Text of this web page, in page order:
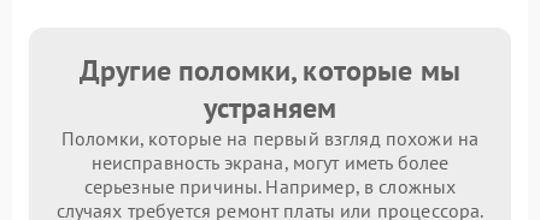
Другие поломки, которые мы
устраняем
Поломки, которые на первый взгляд похожи на
неисправность экрана, могут иметь более
серьезные причины. Например, в сложных
случаях требуется ремонт платы или процессора.